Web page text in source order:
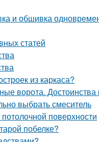
и обшивка
статей
из каркаса?
ворота. Достоинства
выбрать смеситель
поверхности
побелке?